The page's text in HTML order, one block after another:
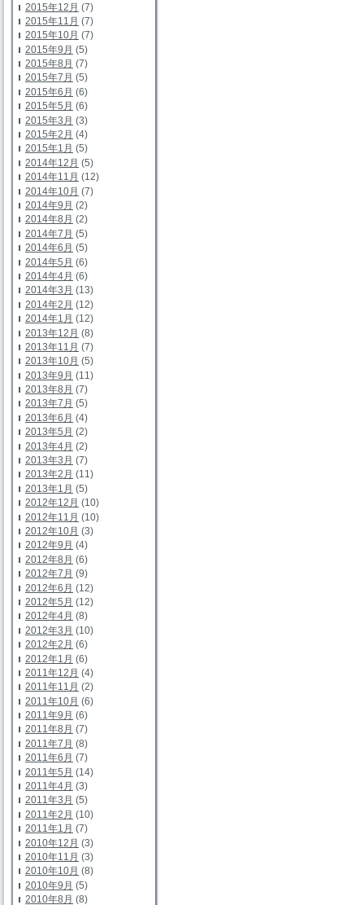
2015年12月 (7)
2015年11月 (7)
2015年10月 (7)
2015年9月 (5)
2015年8月 (7)
2015年7月 (5)
2015年6月 (6)
2015年5月 (6)
2015年3月 (3)
2015年2月 (4)
2015年1月 (5)
2014年12月 (5)
2014年11月 (12)
2014年10月 (7)
2014年9月 (2)
2014年8月 (2)
2014年7月 (5)
2014年6月 (5)
2014年5月 (6)
2014年4月 (6)
2014年3月 (13)
2014年2月 (12)
2014年1月 (12)
2013年12月 (8)
2013年11月 (7)
2013年10月 (5)
2013年9月 (11)
2013年8月 (7)
2013年7月 (5)
2013年6月 (4)
2013年5月 (2)
2013年4月 (2)
2013年3月 (7)
2013年2月 (11)
2013年1月 (5)
2012年12月 (10)
2012年11月 (10)
2012年10月 (3)
2012年9月 (4)
2012年8月 (6)
2012年7月 (9)
2012年6月 (12)
2012年5月 (12)
2012年4月 (8)
2012年3月 (10)
2012年2月 (6)
2012年1月 (6)
2011年12月 (4)
2011年11月 (2)
2011年10月 (6)
2011年9月 (6)
2011年8月 (7)
2011年7月 (8)
2011年6月 (7)
2011年5月 (14)
2011年4月 (3)
2011年3月 (5)
2011年2月 (10)
2011年1月 (7)
2010年12月 (3)
2010年11月 (3)
2010年10月 (8)
2010年9月 (5)
2010年8月 (8)